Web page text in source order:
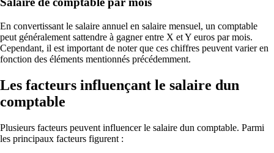
En convertissant le salaire annuel en salaire mensuel, un comptable
peut généralement sattendre à gagner entre X et Y euros par mois.
Cependant, il est important de noter que ces chiffres peuvent varier en
fonction des éléments mentionnés précédemment.
Les facteurs influençant le salaire dun
comptable
Plusieurs facteurs peuvent influencer le salaire dun comptable. Parmi
les principaux facteurs figurent :